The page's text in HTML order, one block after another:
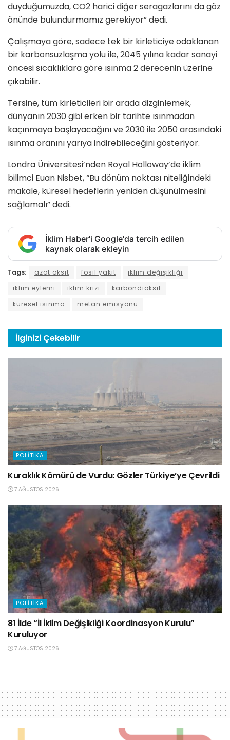
duyduğumuzda, CO2 harici diğer seragazlarını da göz
önünde bulundurmamız gerekiyor” dedi.
Çalışmaya göre, sadece tek bir kirleticiye odaklanan
bir karbonsuzlaşma yolu ile, 2045 yılına kadar sanayi
öncesi sıcaklıklara göre ısınma 2 derecenin üzerine
çıkabilir.
Tersine, tüm kirleticileri bir arada dizginlemek,
dünyanın 2030 gibi erken bir tarihte ısınmadan
kaçınmaya başlayacağını ve 2030 ile 2050 arasındaki
ısınma oranını yarıya indirebileceğini gösteriyor.
Londra Üniversitesi’nden Royal Holloway’de iklim
bilimci Euan Nisbet, “Bu dönüm noktası niteliğindeki
makale, küresel hedeflerin yeniden düşünülmesini
sağlamalı” dedi.
İklim Haber'i Google'da tercih edilen
kaynak olarak ekleyin
Tags: azot oksit fosil yakıt
iklim değişikliği
iklim eylemi
iklim krizi
karbondioksit
küresel ısınma
metan emisyonu
İlginizi Çekebilir
POLITIKA
Kuraklık Kömürü de Vurdu: Gözler Türkiye’ye Çevrildi
7 AĞUSTOS 2026
POLITIKA
81 İlde “İl İklim Değişikliği Koordinasyon Kurulu”
Kuruluyor
7 AĞUSTOS 2026